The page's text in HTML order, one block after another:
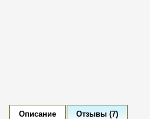
Описание Отзывы (7)